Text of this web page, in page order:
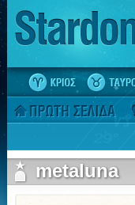
metaluna